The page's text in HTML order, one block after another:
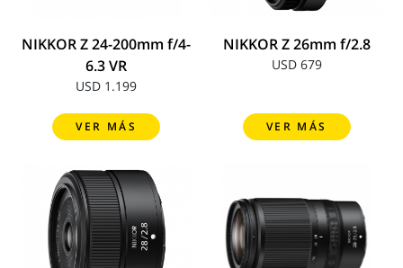
NIKKOR Z 24-200mm f/4-
6.3 VR
USD 1.199
VER MÁS
NIKKOR Z 26mm f/2.8
USD 679
VER MÁS